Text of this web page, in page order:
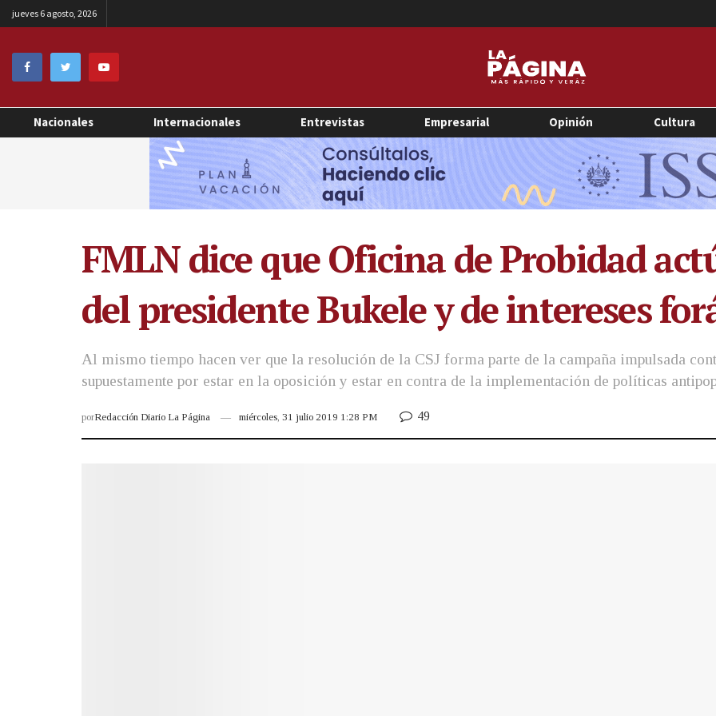
jueves 6 agosto, 2026
Nacionales Internacionales Entrevistas Empresarial Opinión Cultura
FMLN dice que Oficina de Probidad
del presidente Bukele y de intereses
Al mismo tiempo hacen ver que la resolución de la CSJ forma parte de la campaña impulsada
supuestamente por estar en la oposición y estar en contra de la implementación de políticas
porRedacción Diario La Página miércoles, 31 julio 2019 1:28 PM 49